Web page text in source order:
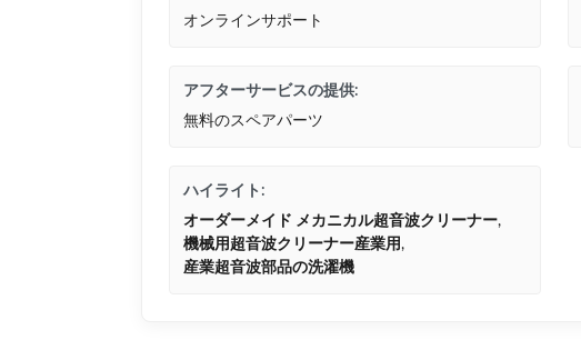
オンラインサポート
アフターサービスの提供:
無料のスペアパーツ
ハイライト:
オーダーメイド メカニカル超音波クリーナー,
機械用超音波クリーナー産業用,
産業超音波部品の洗濯機